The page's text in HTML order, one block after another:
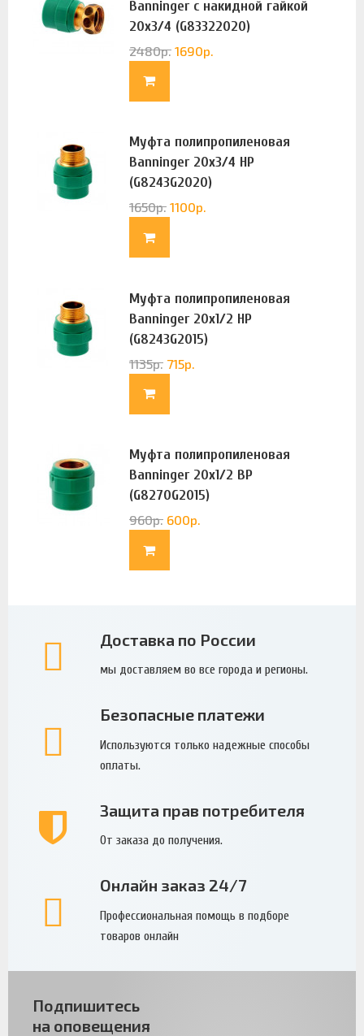
Banninger с накидной гайкой
20х3/4 (G83322020)
2480р. 1690р.
Муфта полипропиленовая
Banninger 20х3/4 НР
(G8243G2020)
1650р. 1100р.
Муфта полипропиленовая
Banninger 20х1/2 НР
(G8243G2015)
1135р. 715р.
Муфта полипропиленовая
Banninger 20х1/2 ВР
(G8270G2015)
960р. 600р.
Доставка по России
мы доставляем во все города и регионы.
Безопасные платежи
Используются только надежные способы
оплаты.
Защита прав потребителя
От заказа до получения.
Онлайн заказ 24/7
Профессиональная помощь в подборе
товаров онлайн
Подпишитесь
на оповещения